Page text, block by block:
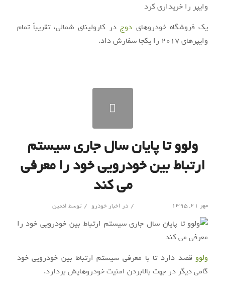
یک فروشگاه خودروهای دوج در کارولینای شمالی، تقریباً تمام
وایپرهای ۲۰۱۷ را یکجا سفارش داد.
ولوو تا پایان سال جاری سیستم
ارتباط بین خودرویی خود را معرفی
می کند
مهر ۲۱, ۱۳۹۵ / در اخبار خودرو / توسط ادمین
ولوو قصد دارد تا با معرفی سیستم ارتباط بین خودرویی خود
گامی دیگر در جهت بالابردن امنیت خودروهایش بردارد.